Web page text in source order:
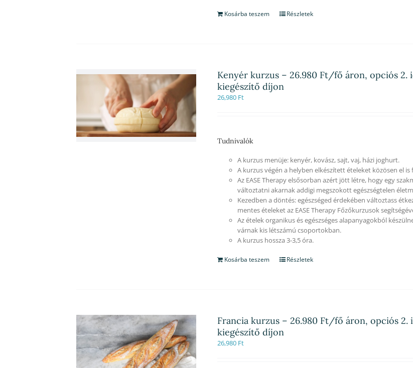
Kosárba teszem Részletek
Kenyér kurzus – 26.980 Ft/fő áron, opciós
kiegészítő díjon
26,980 Ft
Tudnivalók
A kurzus menüje: kenyér, kovász, sajt, vaj, házi joghurt.
A kurzus végén a helyben elkészített ételeket közösen el is
Az EASE Therapy elsősorban azért jött létre, hogy egy
változtatni akarnak addigi megszokott egészségtelen
Kezedben a döntés: egészséged érdekében változtass
mentes ételeket az EASE Therapy Főzőkurzusok
Az ételek organikus és egészséges alapanyagokból
várnak kis létszámú csoportokban.
A kurzus hossza 3-3,5 óra.
Kosárba teszem Részletek
Francia kurzus – 26.980 Ft/fő áron, opciós
kiegészítő díjon
26,980 Ft